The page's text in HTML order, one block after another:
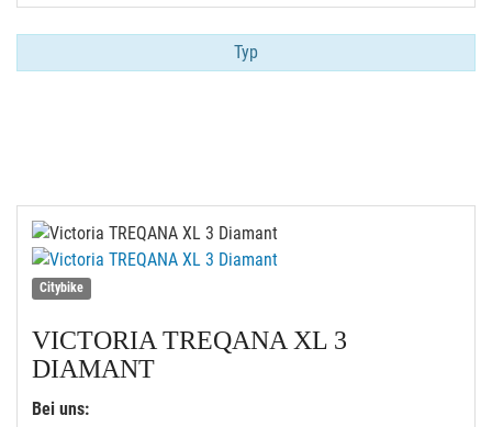
Typ
Citybike
VICTORIA TREQANA XL 3
DIAMANT
Bei uns: